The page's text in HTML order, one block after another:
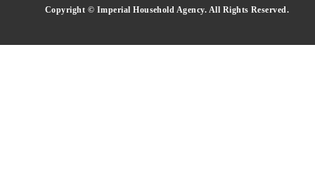
Copyright © Imperial Household Agency. All Rights Reserved.